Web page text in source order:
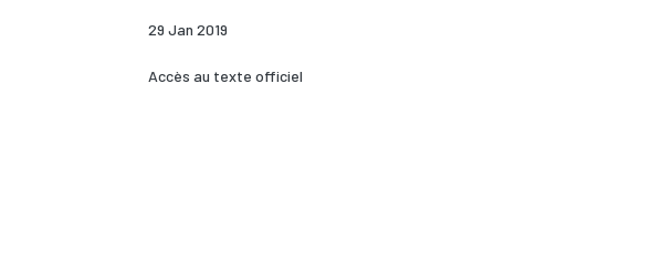
29 Jan 2019
Accès au texte officiel